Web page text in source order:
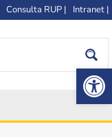
Consulta RUP | Intranet |